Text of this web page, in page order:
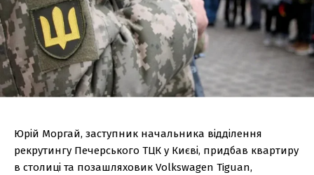
Юрій Моргай, заступник начальника відділення
рекрутингу Печерського ТЦК у Києві, придбав квартиру
в столиці та позашляховик Volkswagen Tiguan,